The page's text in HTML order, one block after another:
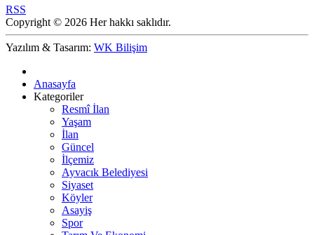
RSS
Copyright © 2026 Her hakkı saklıdır.
Yazılım & Tasarım: WK Bilişim
Anasayfa
Kategoriler
Resmî İlan
Yaşam
İlan
Güncel
İlçemiz
Ayvacık Belediyesi
Siyaset
Köyler
Asayiş
Spor